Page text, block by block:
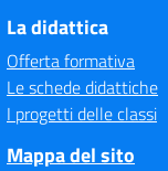
La didattica
Offerta formativa
Le schede didattiche
I progetti delle classi
Mappa del sito